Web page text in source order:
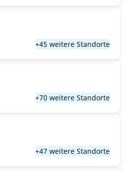
+45 weitere Standorte
+70 weitere Standorte
+47 weitere Standorte